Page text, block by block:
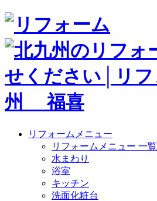
リフォームメニュー
リフォームメニュー 一覧
水まわり
浴室
キッチン
洗面化粧台